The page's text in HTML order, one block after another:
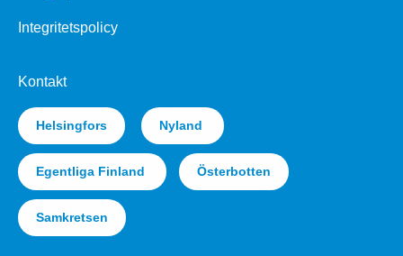
Integritetspolicy
Kontakt
Helsingfors Nyland
Egentliga Finland Österbotten
Samkretsen